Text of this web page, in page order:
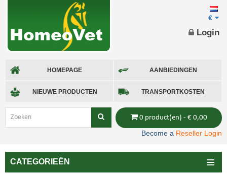
HOMEPAGE AANBIEDINGEN
NIEUWE PRODUCTEN TRANSPORTKOSTEN
€
0 product(en) - € 0,00
Login
Become a Reseller Login
CATEGORIEËN